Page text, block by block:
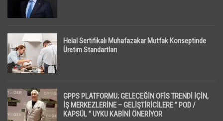
Helal Sertifikalı Muhafazakar Mutfak Konseptinde
Üretim Standartları
GPPS PLATFORMU; GELECEĞİN OFİS TRENDİ İÇİN,
İŞ MERKEZLERİNE – GELİŞTİRİCİLERE ” POD /
KAPSÜL ” UYKU KABİNİ ÖNERİYOR